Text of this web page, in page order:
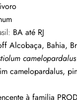
BA até RJ
Alcobaça, Bahia,
camelopardalus
camelopardalus,
à familia